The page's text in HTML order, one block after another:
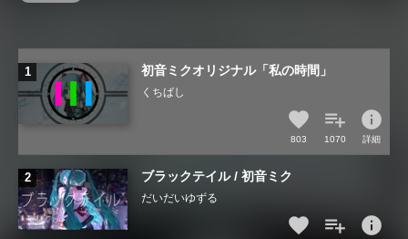
初音ミクオリジナル「私の時間」
くちばし
803 1070
info
詳細
ブラックテイル / 初音ミク
だいだいゆずる
info